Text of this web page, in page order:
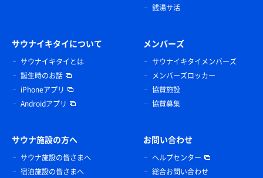
銭湯サ活
サウナイキタイについて
サウナイキタイとは
誕生時のお話
iPhoneアプリ
Androidアプリ
メンバーズ
サウナイキタイメンバーズ
メンバーズロッカー
協賛施設
協賛募集
サウナ施設の方へ
サウナ施設の皆さまへ
宿泊施設の皆さまへ
お問い合わせ
ヘルプセンター
総合お問い合わせ